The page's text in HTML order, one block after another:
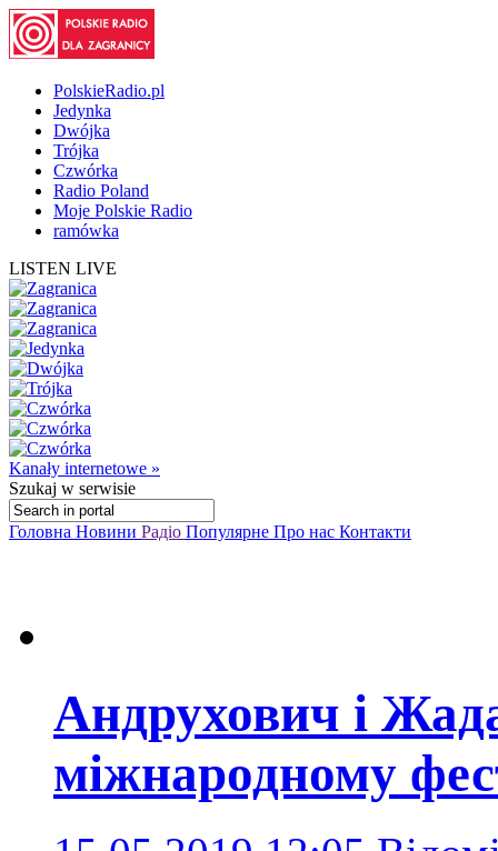
PolskieRadio.pl
Jedynka
Dwójka
Trójka
Czwórka
Radio Poland
Moje Polskie Radio
ramówka
LISTEN LIVE
Kanały internetowe »
Szukaj w serwisie
Головна Новини Радіо Популярне Про нас Контакти
Андрухович і
міжнародному